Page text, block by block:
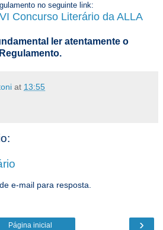
no seguinte link:
Concurso Literário da ALLA
ler atentamente o
Regulamento.
at 13:55
e-mail para resposta.
›
Página inicial